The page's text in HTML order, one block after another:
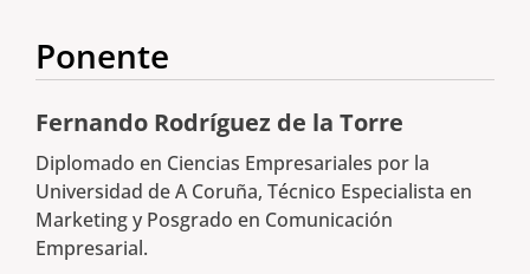
Ponente
Fernando Rodríguez de la Torre
Diplomado en Ciencias Empresariales por la
Universidad de A Coruña, Técnico Especialista en
Marketing y Posgrado en Comunicación
Empresarial.